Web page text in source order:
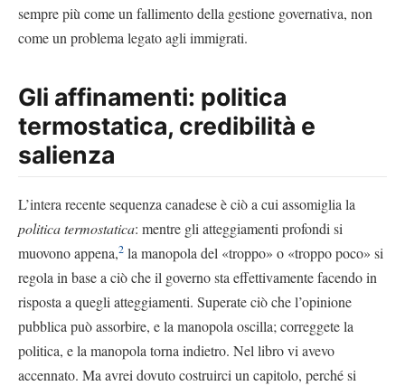
sempre più come un fallimento della gestione governativa, non
come un problema legato agli immigrati.
Gli affinamenti: politica
termostatica, credibilità e
salienza
L’intera recente sequenza canadese è ciò a cui assomiglia la
politica termostatica: mentre gli atteggiamenti profondi si
muovono appena,2 la manopola del «troppo» o «troppo poco» si
regola in base a ciò che il governo sta effettivamente facendo in
risposta a quegli atteggiamenti. Superate ciò che l’opinione
pubblica può assorbire, e la manopola oscilla; correggete la
politica, e la manopola torna indietro. Nel libro vi avevo
accennato. Ma avrei dovuto costruirci un capitolo, perché si